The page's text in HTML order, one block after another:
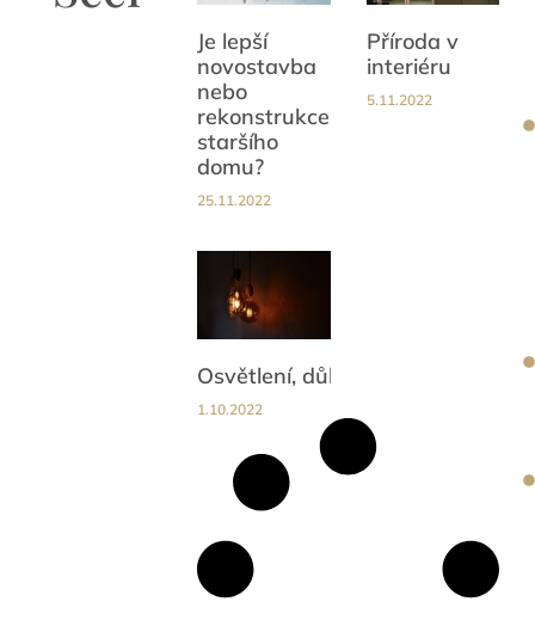
Je lepší
novostavba
nebo
rekonstrukce
staršího
domu?
25.11.2022
Příroda v
interiéru
5.11.2022
Osvětlení, důležitá součást
1.10.2022